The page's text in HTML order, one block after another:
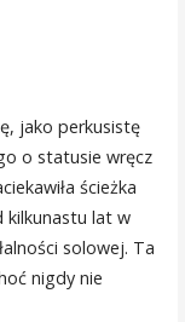
jako perkusistę
o statusie wręcz
ścieżka
kilkunastu lat w
solowej. Ta
nigdy nie